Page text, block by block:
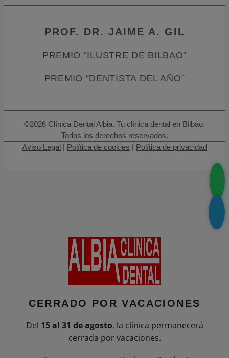
PROF. DR. JAIME A. GIL
PREMIO “ILUSTRE DE BILBAO”
PREMIO “DENTISTA DEL AÑO”
©2026 Clínica Dental Albia. Tu clínica dental en Bilbao.
Todos los derechos reservados.
Aviso Legal | Política de cookies | Política de privacidad
CERRADO PORVACACIONES
Del 15 al 31 de agosto, la clínica permanecerá
cerrada por vacaciones.